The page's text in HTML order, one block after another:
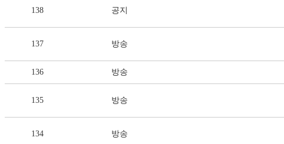
138 공지
137 방송
136 방송
135 방송
134 방송